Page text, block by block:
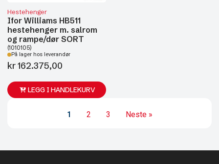
Hestehenger
Ifor Williams HB511
hestehenger m. salrom
og rampe/dør SORT
(1010105)
På lager hos leverandør
kr162.375,00
LEGG I HANDLEKURV
1 2 3 Neste »